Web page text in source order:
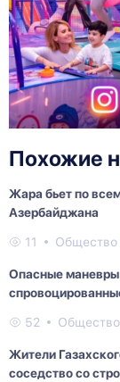
Похожие
Жара бьет по
Азербайджана
11 Общество
Опасные маневры
52 Общество
Жители
соседство со